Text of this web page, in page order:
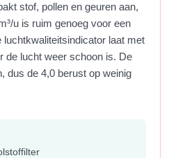
stof, pollen en geuren aan,
u is ruim genoeg voor een
luchtkwaliteitsindicator laat met
de lucht weer schoon is. De
dus de 4,0 berust op weinig